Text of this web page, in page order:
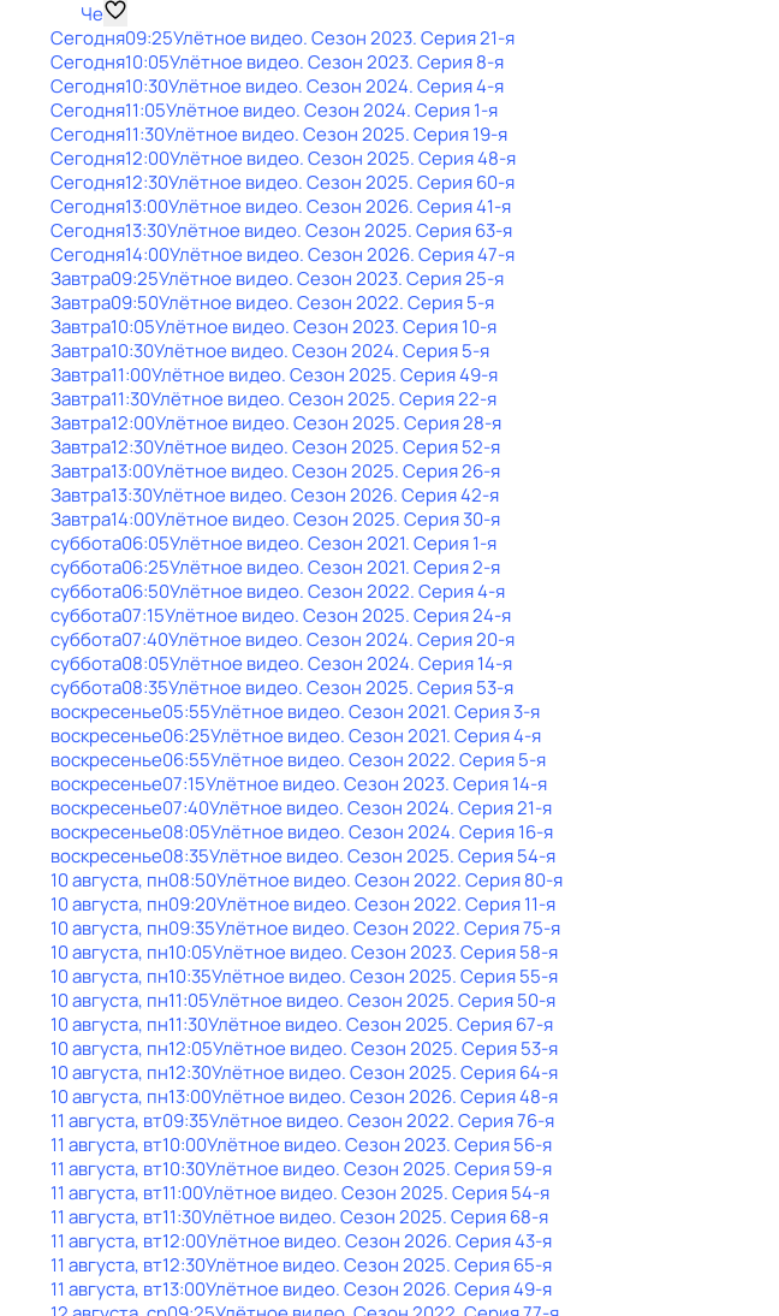
Че
Сегодня09:25Улётное видео. Сезон 2023. Серия 21-я
Сегодня10:05Улётное видео. Сезон 2023. Серия 8-я
Сегодня10:30Улётное видео. Сезон 2024. Серия 4-я
Сегодня11:05Улётное видео. Сезон 2024. Серия 1-я
Сегодня11:30Улётное видео. Сезон 2025. Серия 19-я
Сегодня12:00Улётное видео. Сезон 2025. Серия 48-я
Сегодня12:30Улётное видео. Сезон 2025. Серия 60-я
Сегодня13:00Улётное видео. Сезон 2026. Серия 41-я
Сегодня13:30Улётное видео. Сезон 2025. Серия 63-я
Сегодня14:00Улётное видео. Сезон 2026. Серия 47-я
Завтра09:25Улётное видео. Сезон 2023. Серия 25-я
Завтра09:50Улётное видео. Сезон 2022. Серия 5-я
Завтра10:05Улётное видео. Сезон 2023. Серия 10-я
Завтра10:30Улётное видео. Сезон 2024. Серия 5-я
Завтра11:00Улётное видео. Сезон 2025. Серия 49-я
Завтра11:30Улётное видео. Сезон 2025. Серия 22-я
Завтра12:00Улётное видео. Сезон 2025. Серия 28-я
Завтра12:30Улётное видео. Сезон 2025. Серия 52-я
Завтра13:00Улётное видео. Сезон 2025. Серия 26-я
Завтра13:30Улётное видео. Сезон 2026. Серия 42-я
Завтра14:00Улётное видео. Сезон 2025. Серия 30-я
суббота06:05Улётное видео. Сезон 2021. Серия 1-я
суббота06:25Улётное видео. Сезон 2021. Серия 2-я
суббота06:50Улётное видео. Сезон 2022. Серия 4-я
суббота07:15Улётное видео. Сезон 2025. Серия 24-я
суббота07:40Улётное видео. Сезон 2024. Серия 20-я
суббота08:05Улётное видео. Сезон 2024. Серия 14-я
суббота08:35Улётное видео. Сезон 2025. Серия 53-я
воскресенье05:55Улётное видео. Сезон 2021. Серия 3-я
воскресенье06:25Улётное видео. Сезон 2021. Серия 4-я
воскресенье06:55Улётное видео. Сезон 2022. Серия 5-я
воскресенье07:15Улётное видео. Сезон 2023. Серия 14-я
воскресенье07:40Улётное видео. Сезон 2024. Серия 21-я
воскресенье08:05Улётное видео. Сезон 2024. Серия 16-я
воскресенье08:35Улётное видео. Сезон 2025. Серия 54-я
10 августа, пн08:50Улётное видео. Сезон 2022. Серия 80-я
10 августа, пн09:20Улётное видео. Сезон 2022. Серия 11-я
10 августа, пн09:35Улётное видео. Сезон 2022. Серия 75-я
10 августа, пн10:05Улётное видео. Сезон 2023. Серия 58-я
10 августа, пн10:35Улётное видео. Сезон 2025. Серия 55-я
10 августа, пн11:05Улётное видео. Сезон 2025. Серия 50-я
10 августа, пн11:30Улётное видео. Сезон 2025. Серия 67-я
10 августа, пн12:05Улётное видео. Сезон 2025. Серия 53-я
10 августа, пн12:30Улётное видео. Сезон 2025. Серия 64-я
10 августа, пн13:00Улётное видео. Сезон 2026. Серия 48-я
11 августа, вт09:35Улётное видео. Сезон 2022. Серия 76-я
11 августа, вт10:00Улётное видео. Сезон 2023. Серия 56-я
11 августа, вт10:30Улётное видео. Сезон 2025. Серия 59-я
11 августа, вт11:00Улётное видео. Сезон 2025. Серия 54-я
11 августа, вт11:30Улётное видео. Сезон 2025. Серия 68-я
11 августа, вт12:00Улётное видео. Сезон 2026. Серия 43-я
11 августа, вт12:30Улётное видео. Сезон 2025. Серия 65-я
11 августа, вт13:00Улётное видео. Сезон 2026. Серия 49-я